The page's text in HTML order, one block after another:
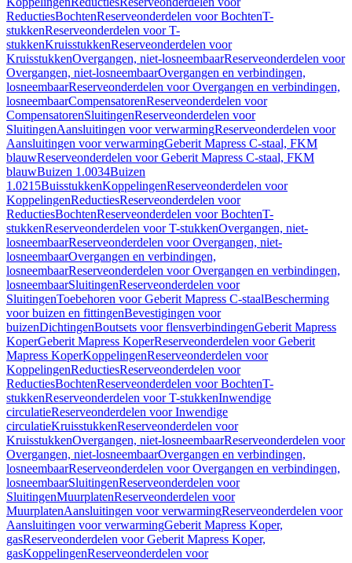
ReductiesBochtenReserveonderdelen voor BochtenT-
stukkenReserveonderdelen voor T-
stukkenKruisstukkenReserveonderdelen voor
KruisstukkenOvergangen, niet-losneembaarReserveonderdelen voor
Overgangen, niet-losneembaarOvergangen en verbindingen,
losneembaarReserveonderdelen voor Overgangen en verbindingen,
losneembaarCompensatorenReserveonderdelen voor
CompensatorenSluitingenReserveonderdelen voor
SluitingenAansluitingen voor verwarmingReserveonderdelen voor
Aansluitingen voor verwarmingGeberit Mapress C-staal, FKM
blauwReserveonderdelen voor Geberit Mapress C-staal, FKM
blauwBuizen 1.0034Buizen
1.0215BuisstukkenKoppelingenReserveonderdelen voor
KoppelingenReductiesReserveonderdelen voor
ReductiesBochtenReserveonderdelen voor BochtenT-
stukkenReserveonderdelen voor T-stukkenOvergangen, niet-
losneembaarReserveonderdelen voor Overgangen, niet-
losneembaarOvergangen en verbindingen,
losneembaarReserveonderdelen voor Overgangen en verbindingen,
losneembaarSluitingenReserveonderdelen voor
SluitingenToebehoren voor Geberit Mapress C-staalBescherming
voor buizen en fittingenBevestigingen voor
buizenDichtingenBoutsets voor flensverbindingenGeberit Mapress
KoperGeberit Mapress KoperReserveonderdelen voor Geberit
Mapress KoperKoppelingenReserveonderdelen voor
KoppelingenReductiesReserveonderdelen voor
ReductiesBochtenReserveonderdelen voor BochtenT-
stukkenReserveonderdelen voor T-stukkenInwendige
circulatieReserveonderdelen voor Inwendige
circulatieKruisstukkenReserveonderdelen voor
KruisstukkenOvergangen, niet-losneembaarReserveonderdelen voor
Overgangen, niet-losneembaarOvergangen en verbindingen,
losneembaarReserveonderdelen voor Overgangen en verbindingen,
losneembaarSluitingenReserveonderdelen voor
SluitingenMuurplatenReserveonderdelen voor
MuurplatenAansluitingen voor verwarmingReserveonderdelen voor
Aansluitingen voor verwarmingGeberit Mapress Koper,
gasReserveonderdelen voor Geberit Mapress Koper,
gasKoppelingenReserveonderdelen voor